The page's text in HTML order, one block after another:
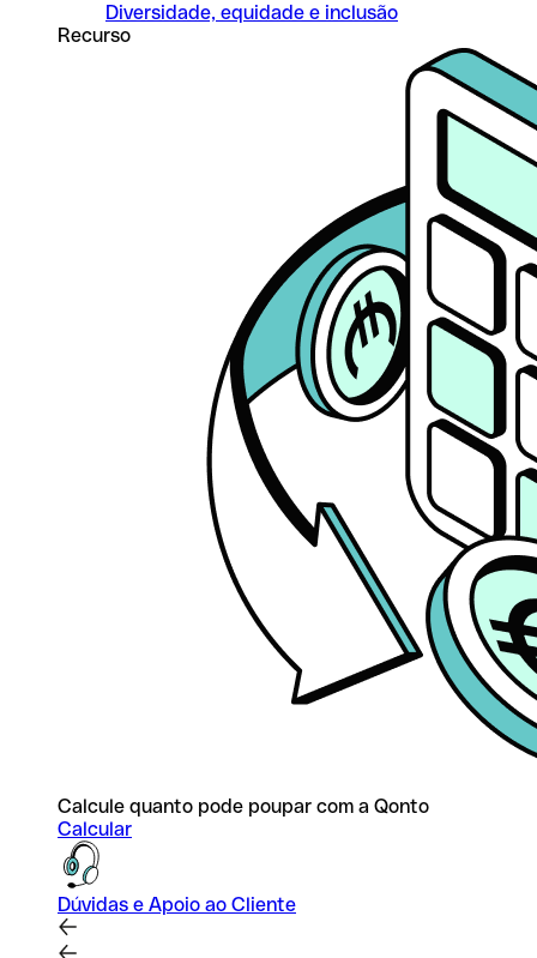
Diversidade, equidade e inclusão
Recurso
Calcule quanto pode poupar com a Qonto
Calcular
Dúvidas e Apoio ao Cliente